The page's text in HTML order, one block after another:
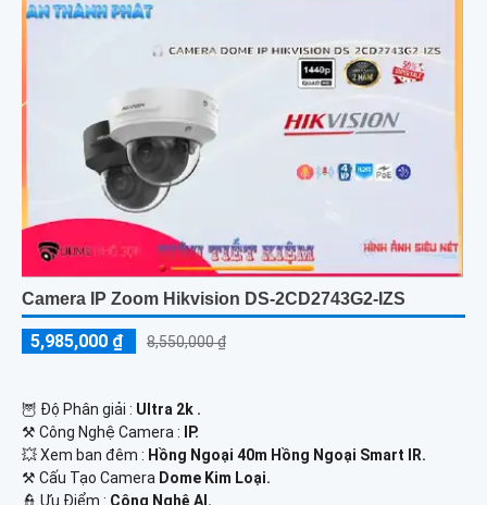
Camera IP Zoom Hikvision DS-2CD2743G2-IZS
5,985,000 ₫ 8,550,000 ₫
🦉 Độ Phân giải : Ultra 2k .
⚒ Công Nghệ Camera :
IP.
💥 Xem ban đêm : Hồng Ngoại 40m Hồng Ngoại Smart IR.
⚒ Cấu Tạo Camera Dome Kim Loại.
️👮 Ưu Điểm : Công Nghệ AI.